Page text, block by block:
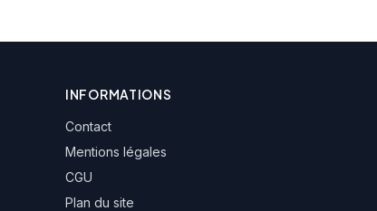
INFORMATIONS
Contact
Mentions légales
CGU
Plan du site